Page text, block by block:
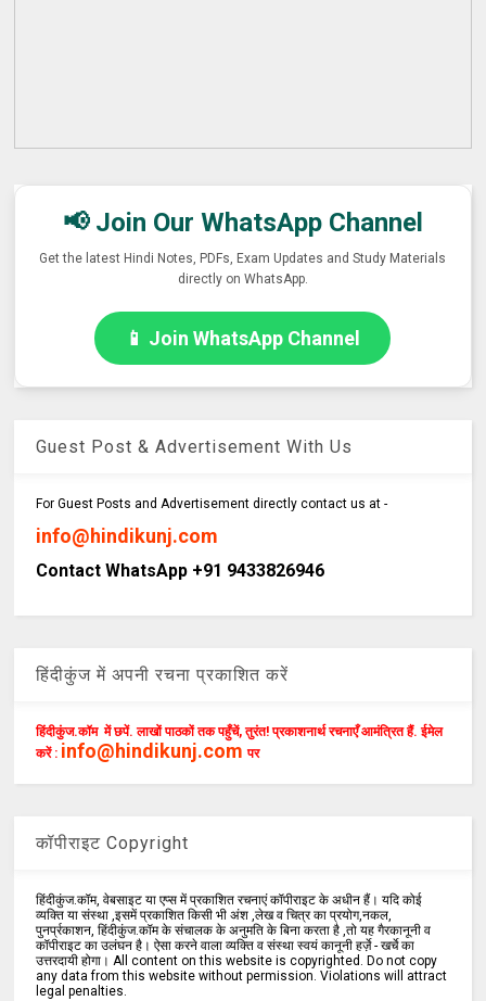
📢 Join Our WhatsApp Channel
Get the latest Hindi Notes, PDFs, Exam Updates and Study Materials
directly on WhatsApp.
📱 Join WhatsApp Channel
Guest Post & Advertisement With Us
For Guest Posts and Advertisement directly contact us at -
info@hindikunj.com
Contact WhatsApp +91 9433826946
हिंदीकुंज में अपनी रचना प्रकाशित करें
हिंदीकुंज.कॉम में छपें. लाखों पाठकों तक पहुँचें, तुरंत! प्रकाशनार्थ रचनाएँ आमंत्रित हैं. ईमेल
करें : info@hindikunj.com पर
कॉपीराइट Copyright
हिंदीकुंज.कॉम, वेबसाइट या एप्स में प्रकाशित रचनाएं कॉपीराइट के अधीन हैं। यदि कोई
व्यक्ति या संस्था ,इसमें प्रकाशित किसी भी अंश ,लेख व चित्र का प्रयोग,नकल,
पुनर्प्रकाशन, हिंदीकुंज.कॉम के संचालक के अनुमति के बिना करता है ,तो यह गैरकानूनी व
कॉपीराइट का उलंघन है। ऐसा करने वाला व्यक्ति व संस्था स्वयं कानूनी हर्ज़े - खर्चे का
उत्तरदायी होगा। All content on this website is copyrighted. Do not copy
any data from this website without permission. Violations will attract
legal penalties.